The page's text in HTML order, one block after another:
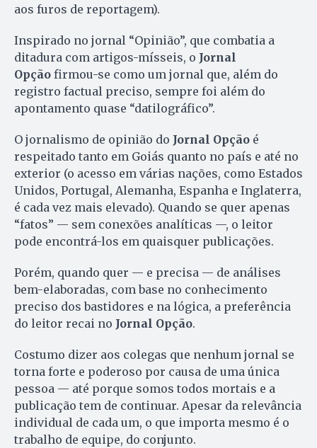
aos furos de reportagem).
Inspirado no jornal “Opinião”, que combatia a
ditadura com artigos-mísseis, o Jornal
Opção firmou-se como um jornal que, além do
registro factual preciso, sempre foi além do
apontamento quase “datilográfico”.
O jornalismo de opinião do Jornal Opção é
respeitado tanto em Goiás quanto no país e até no
exterior (o acesso em várias nações, como Estados
Unidos, Portugal, Alemanha, Espanha e Inglaterra,
é cada vez mais elevado). Quando se quer apenas
“fatos” — sem conexões analíticas —, o leitor
pode encontrá-los em quaisquer publicações.
Porém, quando quer — e precisa — de análises
bem-elaboradas, com base no conhecimento
preciso dos bastidores e na lógica, a preferência
do leitor recai no Jornal Opção.
Costumo dizer aos colegas que nenhum jornal se
torna forte e poderoso por causa de uma única
pessoa — até porque somos todos mortais e a
publicação tem de continuar. Apesar da relevância
individual de cada um, o que importa mesmo é o
trabalho de equipe, do conjunto.